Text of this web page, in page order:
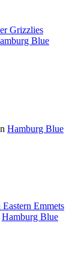
Grizzlies
Blue
Hamburg Blue
Emmets
Hamburg Blue